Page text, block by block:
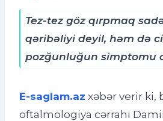
Tez-tez göz qırpmaq
qəribəliyi deyil, həm də
pozğunluğun simptomu
E-saglam.az xəbər verir ki,
oftalmologiya cərrahı